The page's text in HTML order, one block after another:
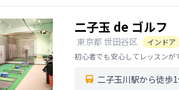
二子玉 de ゴルフ
東京都 世田谷区
インドア
初心者でも安心してレッスンが
二子玉川駅から徒歩